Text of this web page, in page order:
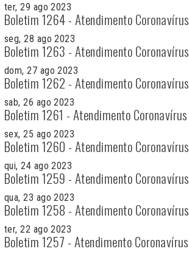
ter, 29 ago 2023
Boletim 1264 - Atendimento Coronavírus
seg, 28 ago 2023
Boletim 1263 - Atendimento Coronavírus
dom, 27 ago 2023
Boletim 1262 - Atendimento Coronavírus
sab, 26 ago 2023
Boletim 1261 - Atendimento Coronavírus
sex, 25 ago 2023
Boletim 1260 - Atendimento Coronavírus
qui, 24 ago 2023
Boletim 1259 - Atendimento Coronavírus
qua, 23 ago 2023
Boletim 1258 - Atendimento Coronavírus
ter, 22 ago 2023
Boletim 1257 - Atendimento Coronavírus